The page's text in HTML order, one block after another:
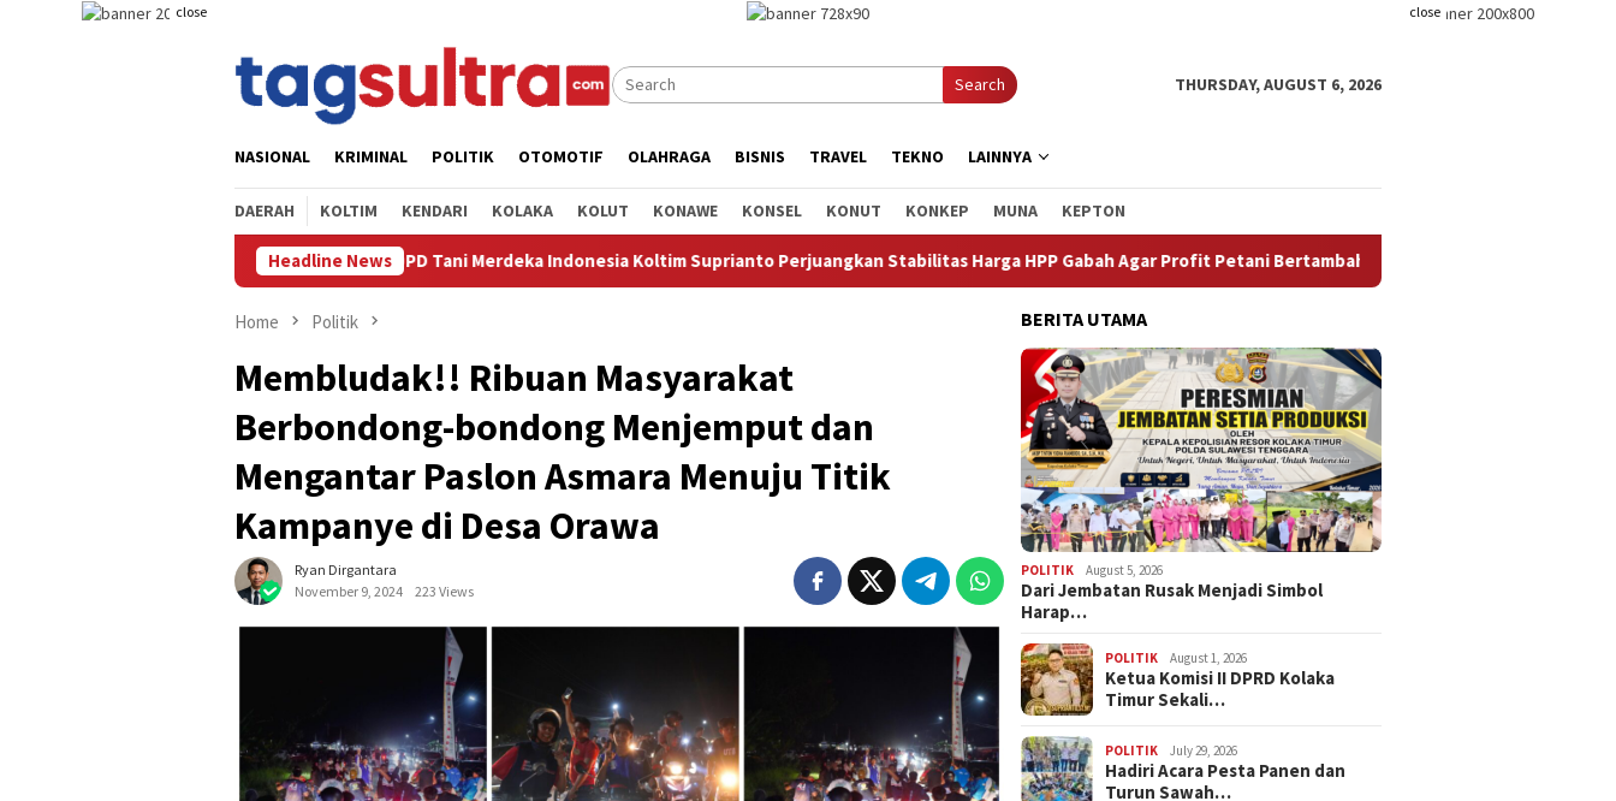
close close
Search THURSDAY, AUGUST 6, 2026
NASIONAL KRIMINAL POLITIK OTOMOTIF OLAHRAGA BISNIS TRAVEL TEKNO LAINNYA
DAERAH KOLTIM KENDARI KOLAKA KOLUT KONAWE KONSEL KONUT KONKEP MUNA KEPTON
Headline News
Tani Merdeka Indonesia Koltim Suprianto Perjuangkan Stabilitas Harga HPP Gabah Agar Profit Petani Bertambah Hadiri Acara Pesta Panen dan Turun Sawah,Suprianto Bantu Dana
Home Politik
Membludak!! Ribuan Masyarakat
Berbondong-bondong Menjemput dan
Mengantar Paslon Asmara Menuju Titik
Kampanye di Desa Orawa
Ryan Dirgantara
November 9, 2024
223 Views
BERITA UTAMA
POLITIK August 5, 2026
Dari Jembatan Rusak Menjadi Simbol
Harap…
POLITIK August 1, 2026
Ketua Komisi II DPRD Kolaka
Timur Sekali…
POLITIK July 29, 2026
Hadiri Acara Pesta Panen dan
Turun Sawah…